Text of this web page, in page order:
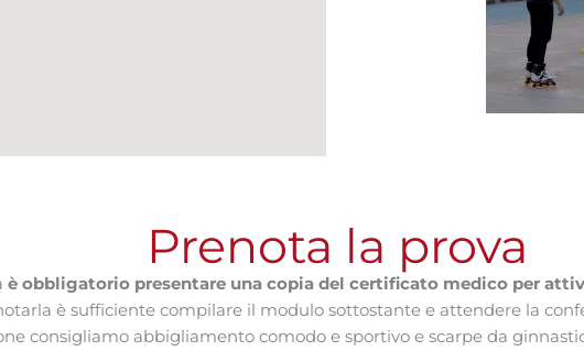
Prenota la prova
è obbligatorio presentare una copia del certificato medico per
è sufficiente compilare il modulo sottostante e attendere la
consigliamo abbigliamento comodo e sportivo e scarpe da